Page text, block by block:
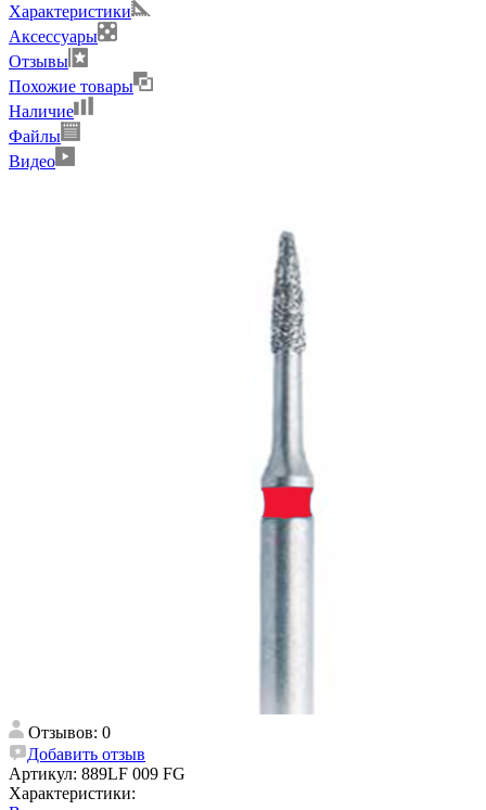
Характеристики
Аксессуары
Отзывы
Похожие товары
Наличие
Файлы
Видео
Отзывов: 0
Добавить отзыв
Артикул: 889LF 009 FG
Характеристики: